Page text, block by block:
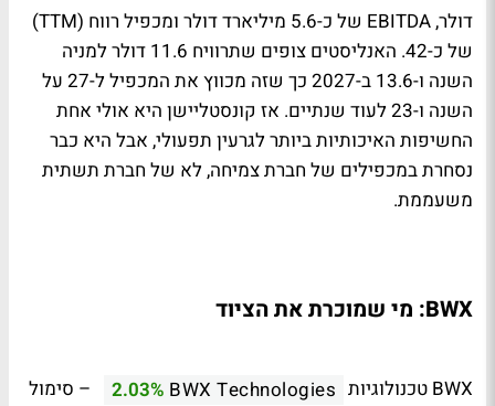
דולר, EBITDA של כ-5.6 מיליארד דולר ומכפיל רווח (TTM)
של כ-42. האנליסטים צופים שתרוויח 11.6 דולר למניה
השנה ו-13.6 ב-2027 כך שזה מכווץ את המכפיל ל-27 על
השנה ו-23 לעוד שנתיים. אז קונסטליישן היא אולי אחת
החשיפות האיכותיות ביותר לגרעין תפעולי, אבל היא כבר
נסחרת במכפילים של חברת צמיחה, לא של חברת תשתית
משעממת.
BWX: מי שמוכרת את הציוד
BWX טכנולוגיות BWX Technologies
2.03%
– סימול